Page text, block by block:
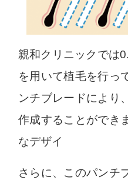
親和クリニックでは
を用いて植毛を行っ
ンチブレードにより
作成することができ
なデザイ
さらに、このパンチ